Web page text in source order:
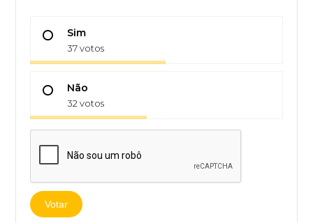
Sim
37 votos
Não
32 votos
Votar